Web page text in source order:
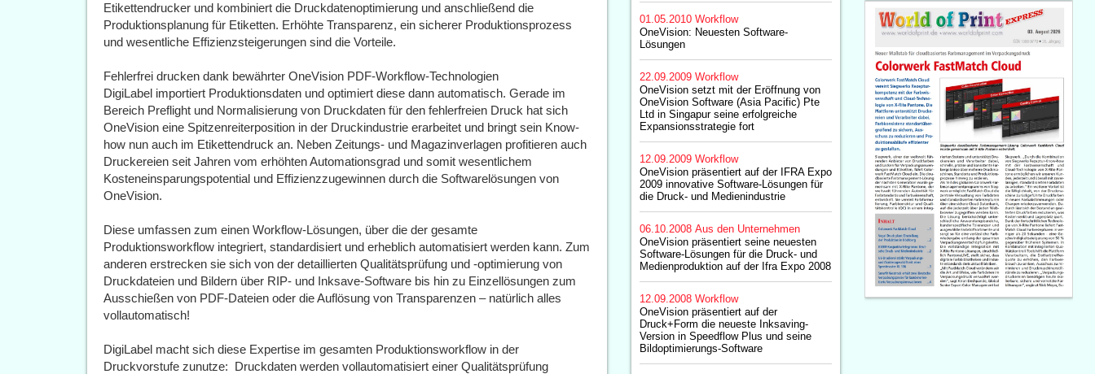
Etikettendrucker und kombiniert die Druckdatenoptimierung und anschließend die
Produktionsplanung für Etiketten. Erhöhte Transparenz, ein sicherer Produktionsprozess
und wesentliche Effizienzsteigerungen sind die Vorteile.
Fehlerfrei drucken dank bewährter OneVision PDF-Workflow-Technologien
DigiLabel importiert Produktionsdaten und optimiert diese dann automatisch. Gerade im
Bereich Preflight und Normalisierung von Druckdaten für den fehlerfreien Druck hat sich
OneVision eine Spitzenreiterposition in der Druckindustrie erarbeitet und bringt sein Know-
how nun auch im Etikettendruck an. Neben Zeitungs- und Magazinverlagen profitieren auch
Druckereien seit Jahren vom erhöhten Automationsgrad und somit wesentlichem
Kosteneinsparungspotential und Effizienzzugewinnen durch die Softwarelösungen von
OneVision.
Diese umfassen zum einen Workflow-Lösungen, über die der gesamte
Produktionsworkflow integriert, standardisiert und erheblich automatisiert werden kann. Zum
anderen erstrecken sie sich von der detaillierten Qualitätsprüfung und -optimierung von
Druckdateien und Bildern über RIP- und Inksave-Software bis hin zu Einzellösungen zum
Ausschießen von PDF-Dateien oder die Auflösung von Transparenzen – natürlich alles
vollautomatisch!
DigiLabel macht sich diese Expertise im gesamten Produktionsworkflow in der
Druckvorstufe zunutze: Druckdaten werden vollautomatisiert einer Qualitätsprüfung
01.05.2010 Workflow
OneVision: Neuesten Software-
Lösungen
22.09.2009 Workflow
OneVision setzt mit der Eröffnung von
OneVision Software (Asia Pacific) Pte
Ltd in Singapur seine erfolgreiche
Expansionsstrategie fort
12.09.2009 Workflow
OneVision präsentiert auf der IFRA Expo
2009 innovative Software-Lösungen für
die Druck- und Medienindustrie
06.10.2008 Aus den Unternehmen
OneVision präsentiert seine neuesten
Software-Lösungen für die Druck- und
Medienproduktion auf der Ifra Expo 2008
12.09.2008 Workflow
OneVision präsentiert auf der
Druck+Form die neueste Inksaving-
Version in Speedflow Plus und seine
Bildoptimierungs-Software